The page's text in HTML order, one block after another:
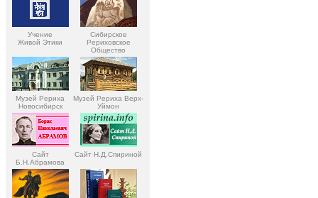
Учение
Живой Этики
Сибирское
Рериховское
Общество
Музей Рериха
Новосибирск
Музей Рериха Верх-
Уймон
Сайт
Б.Н.Абрамова
Сайт Н.Д.Спириной